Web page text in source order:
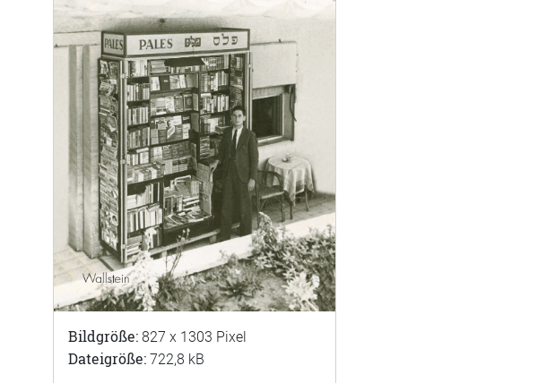
Bildgröße: 827 x 1303 Pixel
Dateigröße: 722,8 kB